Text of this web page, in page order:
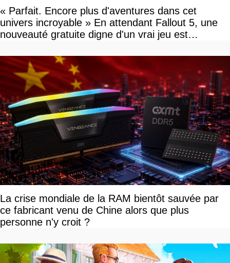
« Parfait. Encore plus d'aventures dans cet
univers incroyable » En attendant Fallout 5, une
nouveauté gratuite digne d'un vrai jeu est
La crise mondiale de la RAM bientôt sauvée par
ce fabricant venu de Chine alors que plus
personne n'y croit ?